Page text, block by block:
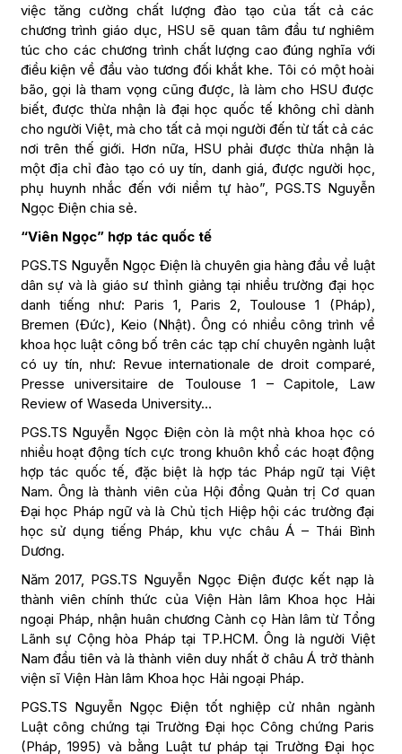
việc tăng cường chất lượng đào tạo của tất cả các
chương trình giáo dục, HSU sẽ quan tâm đầu tư nghiêm
túc cho các chương trình chất lượng cao đúng nghĩa với
điều kiện về đầu vào tương đối khắt khe. Tôi có một hoài
bão, gọi là tham vọng cũng được, là làm cho HSU được
biết, được thừa nhận là đại học quốc tế không chỉ dành
cho người Việt, mà cho tất cả mọi người đến từ tất cả các
nơi trên thế giới. Hơn nữa, HSU phải được thừa nhận là
một địa chỉ đào tạo có uy tín, danh giá, được người học,
phụ huynh nhắc đến với niềm tự hào”, PGS.TS Nguyễn
Ngọc Điện chia sẻ.
“Viên Ngọc” hợp tác quốc tế
PGS.TS Nguyễn Ngọc Điện là chuyên gia hàng đầu về luật
dân sự và là giáo sư thỉnh giảng tại nhiều trường đại học
danh tiếng như: Paris 1, Paris 2, Toulouse 1 (Pháp),
Bremen (Đức), Keio (Nhật). Ông có nhiều công trình về
khoa học luật công bố trên các tạp chí chuyên ngành luật
có uy tín, như: Revue internationale de droit comparé,
Presse universitaire de Toulouse 1 – Capitole, Law
Review of Waseda University…
PGS.TS Nguyễn Ngọc Điện còn là một nhà khoa học có
nhiều hoạt động tích cực trong khuôn khổ các hoạt động
hợp tác quốc tế, đặc biệt là hợp tác Pháp ngữ tại Việt
Nam. Ông là thành viên của Hội đồng Quản trị Cơ quan
Đại học Pháp ngữ và là Chủ tịch Hiệp hội các trường đại
học sử dụng tiếng Pháp, khu vực châu Á – Thái Bình
Dương.
Năm 2017, PGS.TS Nguyễn Ngọc Điện được kết nạp là
thành viên chính thức của Viện Hàn lâm Khoa học Hải
ngoại Pháp, nhận huân chương Cành cọ Hàn lâm từ Tổng
Lãnh sự Cộng hòa Pháp tại TP.HCM. Ông là người Việt
Nam đầu tiên và là thành viên duy nhất ở châu Á trở thành
viện sĩ Viện Hàn lâm Khoa học Hải ngoại Pháp.
PGS.TS Nguyễn Ngọc Điện tốt nghiệp cử nhân ngành
Luật công chứng tại Trường Đại học Công chứng Paris
(Pháp, 1995) và bằng Luật tư pháp tại Trường Đại học